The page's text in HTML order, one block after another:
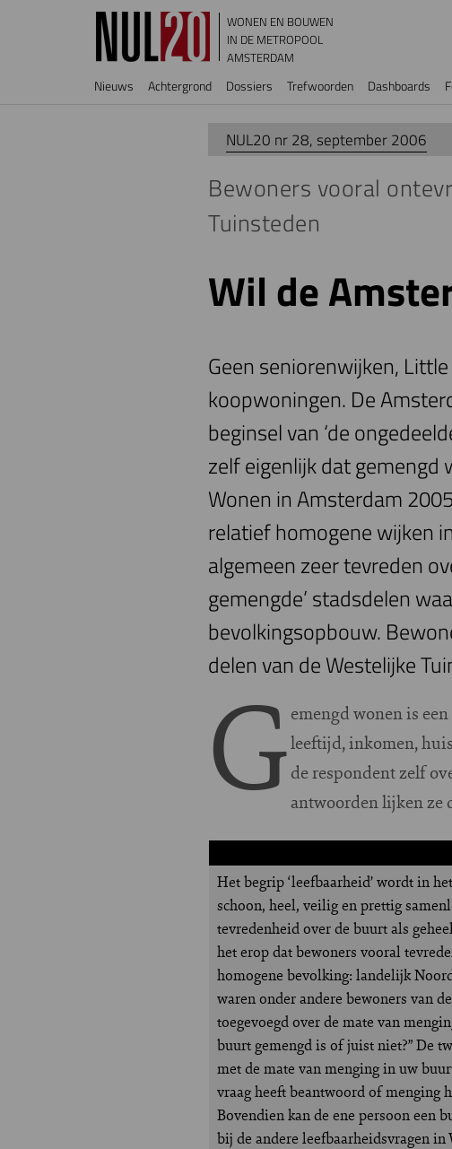
Overslaan en naar de inhoud gaan
WONEN EN BOUWEN
IN DE METROPOOL
AMSTERDAM
Hoofdnavigatie
Nieuws Achtergrond Dossiers Trefwoorden Dashboards
NUL20 nr 28, september 2006
Bewoners vooral
Tuinsteden
Wil de
Geen seniorenwijken,
koopwoningen. De
beginsel van ‘de
zelf eigenlijk dat
Wonen in Amsterdam
relatief homogene wijken
algemeen zeer tevreden
gemengde’ stadsdelen
bevolkingsopbouw.
delen van de Westelijke
Gemengd wonen is
leeftijd, inkomen,
de respondent zelf
antwoorden lijken ze
Het begrip ‘leefbaarheid’ wordt in
schoon, heel, veilig en prettig
tevredenheid over de buurt als
het erop dat bewoners vooral
homogene bevolking: landelijk
waren onder andere bewoners van
toegevoegd over de mate van
buurt gemengd is of juist niet?” De
met de mate van menging in uw
vraag heeft beantwoord of
Bovendien kan de ene persoon een
bij de andere leefbaarheidsvragen